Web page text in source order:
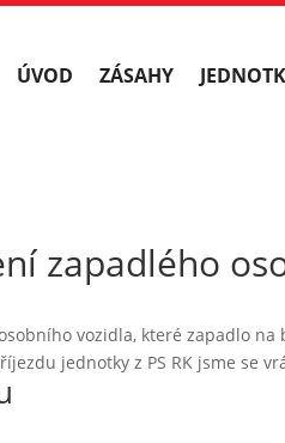
ÚVOD ZÁSAHY
zapadlého
vozidla, které zapadlo
jednotky z PS RK jsme se